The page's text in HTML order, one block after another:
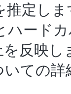
推定しま
ハード
反映し
いての詳